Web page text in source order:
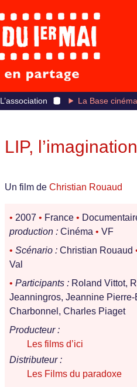
L’association La Base
LIP,
Un film de Christian Rouaud
• 2007 • France •
production : Cinéma • VF
• Scénario : Christian Rouaud
Val
• Participants : Roland Vittot,
Jeanningros, Jeannine
Charbonnel, Charles Piaget
Producteur :
Les films d’ici
Distributeur :
Les Films du paradoxe